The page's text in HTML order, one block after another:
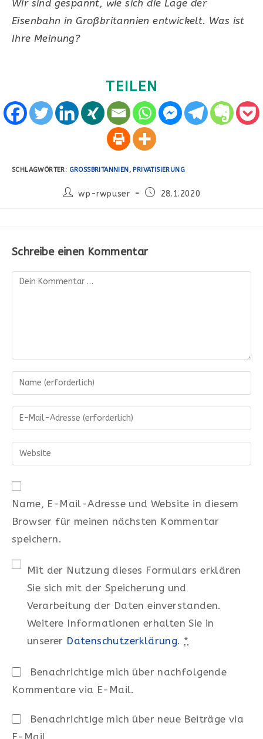
Wir sind gespannt, wie sich die Lage der
Eisenbahn in Großbritannien entwickelt. Was ist
Ihre Meinung?
TEILEN
SCHLAGWÖRTER: GROSSBRITANNIEN , PRIVATISIERUNG
Beitrags-
wp-rwpuser
Beitrag28.1.2020
Schreibe einen Kommentar
Kommentar
Gib
deinen
Namen
oder
zum
Kommentieren
ein
Gib
deine
E-
Mail-
Kommentieren
ein
Gib
deine
URL
ein
(optional)
Name, E-Mail-Adresse und Website in diesem
Browser für meinen nächsten Kommentar
speichern.
Mit der Nutzung dieses Formulars erklären
Sie sich mit der Speicherung und
Verarbeitung der Daten einverstanden.
Weitere Informationen erhalten Sie in
unserer Datenschutzerklärung. *
Benachrichtige mich über nachfolgende
Kommentare via E-Mail.
Benachrichtige mich über neue Beiträge via
E-Mail.